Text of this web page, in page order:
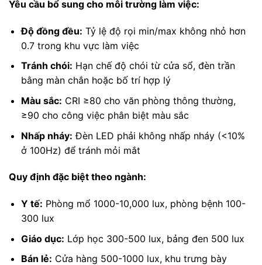
Yêu cầu bổ sung cho môi trường làm việc:
Độ đồng đều: Tỷ lệ độ rọi min/max không nhỏ hơn
0.7 trong khu vực làm việc
Tránh chói: Hạn chế độ chói từ cửa sổ, đèn trần
bằng màn chắn hoặc bố trí hợp lý
Màu sắc: CRI ≥80 cho văn phòng thông thường,
≥90 cho công việc phân biệt màu sắc
Nhấp nháy: Đèn LED phải không nhấp nháy (<10%
ở 100Hz) để tránh mỏi mắt
Quy định đặc biệt theo ngành:
Y tế: Phòng mổ 1000-10,000 lux, phòng bệnh 100-
300 lux
Giáo dục: Lớp học 300-500 lux, bảng đen 500 lux
Bán lẻ: Cửa hàng 500-1000 lux, khu trưng bày